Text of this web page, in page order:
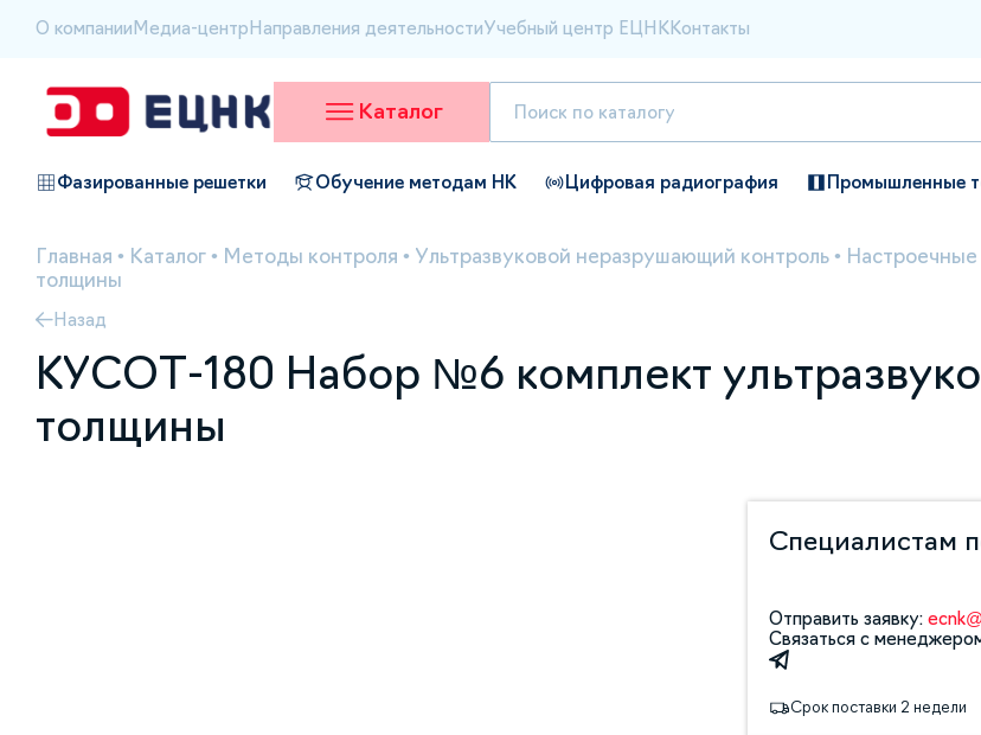
О компании Медиа-центр Направления деятельностиУчебный центр ЕЦНК Контакты
Каталог
Фазированные решетки Обучение методам НК Цифровая радиография Промышленные
Главная • Каталог • Методы контроля • Ультразвуковой неразрушающий контроль •
толщины
Назад
КУСОТ-180 Набор №6 комплект
толщины
Специалистам
Отправить заявку:
Связаться с
Срок поставки 2 недели